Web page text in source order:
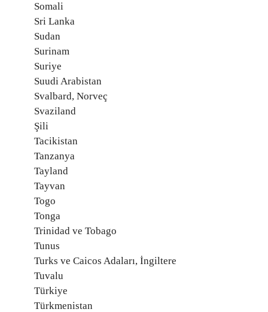
Somali
Sri Lanka
Sudan
Surinam
Suriye
Suudi Arabistan
Svalbard, Norveç
Svaziland
Şili
Tacikistan
Tanzanya
Tayland
Tayvan
Togo
Tonga
Trinidad ve Tobago
Tunus
Turks ve Caicos Adaları, İngiltere
Tuvalu
Türkiye
Türkmenistan